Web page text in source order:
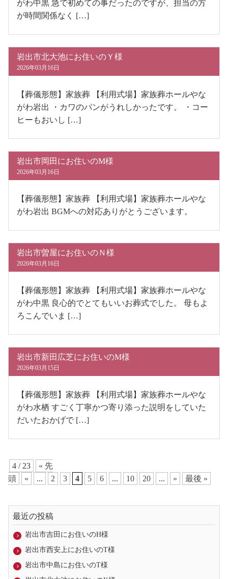
がわ中黒 急で初めての事だったのですが、担当の方
が時間関係なく […]
岩出市北大池にお住いのＹ様
2026年03月16日
【葬儀形態】家族葬 【利用式場】家族葬ホールやな
がわ岩出 ・カワのパンがうれしかったです。 ・コー
ヒーもおいし […]
岩出市岡田にお住いのM様
2026年03月16日
【葬儀形態】家族葬 【利用式場】家族葬ホールやな
がわ岩出 BGMへの対応ありがとうございます。
岩出市曽屋にお住いのＮ様
2026年03月16日
【葬儀形態】家族葬 【利用式場】家族葬ホールやな
がわ中黒 良心的でとてもいいお葬式でした。 母もよ
ろこんでいま […]
岩出市新田広芝にお住いのM様
2026年03月15日
【葬儀形態】家族葬 【利用式場】家族葬ホールやな
がわ水栖 すごく丁寧かつ寄り添った説明をしていた
だいたおかげで […]
4 / 23
« 先
頭
« ... 2 3 4 5 6 ... 10 20 ... » 最後 »
最近の投稿
岩出市吉田にお住いのH様
岩出市西安上にお住いのT様
岩出市中島にお住いのT様